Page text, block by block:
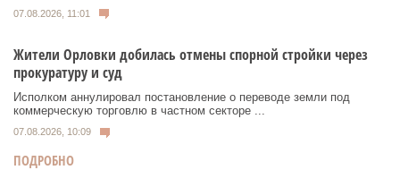
07.08.2026, 11:01
Жители Орловки добилась отмены спорной стройки через
прокуратуру и суд
Исполком аннулировал постановление о переводе земли под
коммерческую торговлю в частном секторе ...
07.08.2026, 10:09
ПОДРОБНО